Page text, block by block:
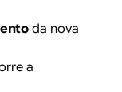
da nova
a